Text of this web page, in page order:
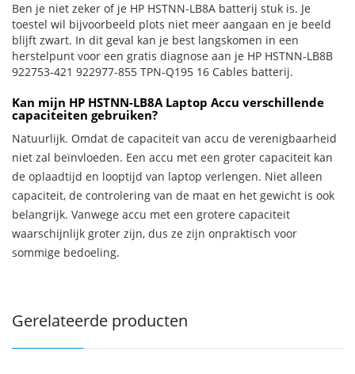
Ben je niet zeker of je HP HSTNN-LB8A batterij stuk is. Je
toestel wil bijvoorbeeld plots niet meer aangaan en je beeld
blijft zwart. In dit geval kan je best langskomen in een
herstelpunt voor een gratis diagnose aan je HP HSTNN-LB8B
922753-421 922977-855 TPN-Q195 16 Cables batterij.
Kan mijn HP HSTNN-LB8A Laptop Accu verschillende
capaciteiten gebruiken?
Natuurlijk. Omdat de capaciteit van accu de verenigbaarheid
niet zal beïnvloeden. Een accu met een groter capaciteit kan
de oplaadtijd en looptijd van laptop verlengen. Niet alleen
capaciteit, de controlering van de maat en het gewicht is ook
belangrijk. Vanwege accu met een grotere capaciteit
waarschijnlijk groter zijn, dus ze zijn onpraktisch voor
sommige bedoeling.
Gerelateerde producten